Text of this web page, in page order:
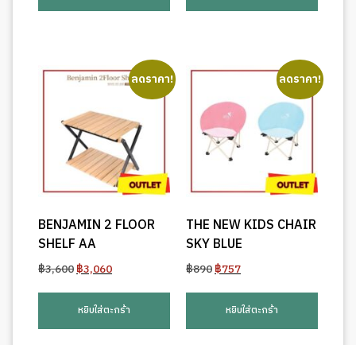
ลดราคา!
BENJAMIN 2 FLOOR
SHELF AA
฿3,600Original
was:
฿3,600.
฿3,060Current
฿3,060.
หยิบใส่ตะกร้า
ลดราคา!
THE NEW KIDS CHAIR
SKY BLUE
฿890Original
฿890.
฿757Current
is:
฿757.
หยิบใส่ตะกร้า